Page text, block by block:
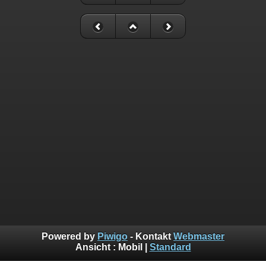
Powered by Piwigo - Kontakt Webmaster
Ansicht : Mobil Standard